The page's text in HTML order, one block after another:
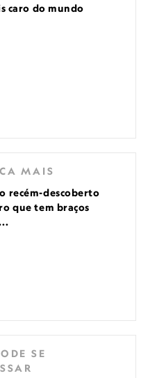
caro do mundo
MAIS
recém-descoberto
que tem braços
SE